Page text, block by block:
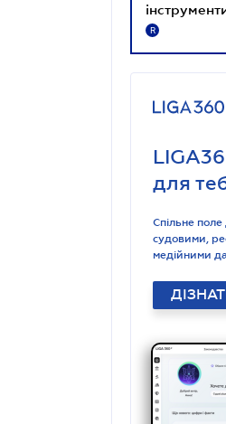
R
для
Спільне
судовими,
медійними